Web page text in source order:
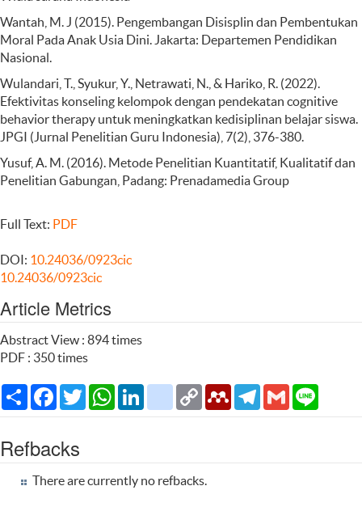
Wantah, M. J (2015). Pengembangan Disisplin dan Pembentukan
Moral Pada Anak Usia Dini. Jakarta: Departemen Pendidikan
Nasional.
Wulandari, T., Syukur, Y., Netrawati, N., & Hariko, R. (2022).
Efektivitas konseling kelompok dengan pendekatan cognitive
behavior therapy untuk meningkatkan kedisiplinan belajar siswa.
JPGI (Jurnal Penelitian Guru Indonesia), 7(2), 376-380.
Yusuf, A. M. (2016). Metode Penelitian Kuantitatif, Kualitatif dan
Penelitian Gabungan, Padang: Prenadamedia Group
Full Text: PDF
DOI: 10.24036/0923cic
10.24036/0923cic
Article Metrics
Abstract View : 894 times
PDF : 350 times
Share Facebook
TwitterWhatsApp
LinkedInciteulikeCopy
Link
MendeleyTelegram
Gmail
Refbacks
There are currently no refbacks.